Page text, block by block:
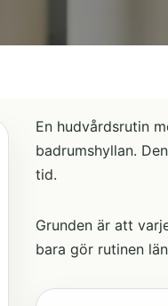
En hudvårdsrutin
badrumshyllan.
tid.
Grunden är att
bara gör rutinen